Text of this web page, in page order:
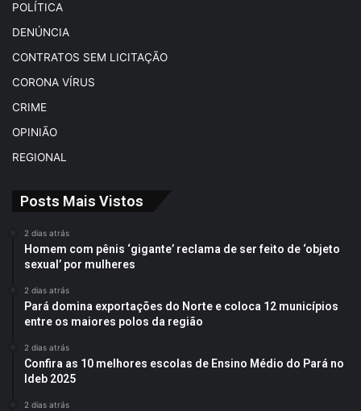
POLÍTICA
DENÚNCIA
CONTRATOS SEM LICITAÇÃO
CORONA VÍRUS
CRIME
OPINIÃO
REGIONAL
Posts Mais Vistos
2 dias atrás
Homem com pênis ‘gigante’ reclama de ser feito de ‘objeto
sexual’ por mulheres
2 dias atrás
Pará domina exportações do Norte e coloca 12 municípios
entre os maiores polos da região
2 dias atrás
Confira as 10 melhores escolas de Ensino Médio do Pará no
Ideb 2025
2 dias atrás